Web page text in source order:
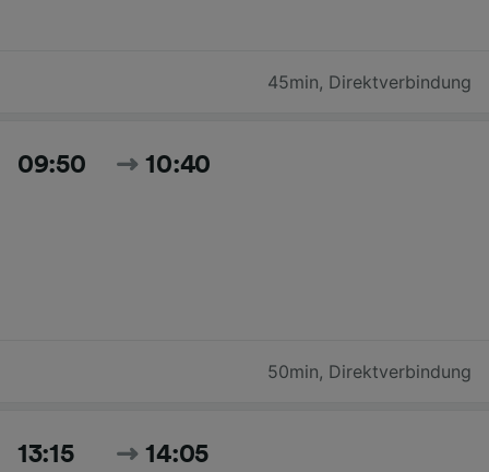
45min, Direktverbindung
09:50 10:40
50min, Direktverbindung
13:15 14:05